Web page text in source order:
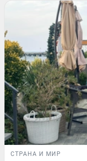
СТРАНА И МИР